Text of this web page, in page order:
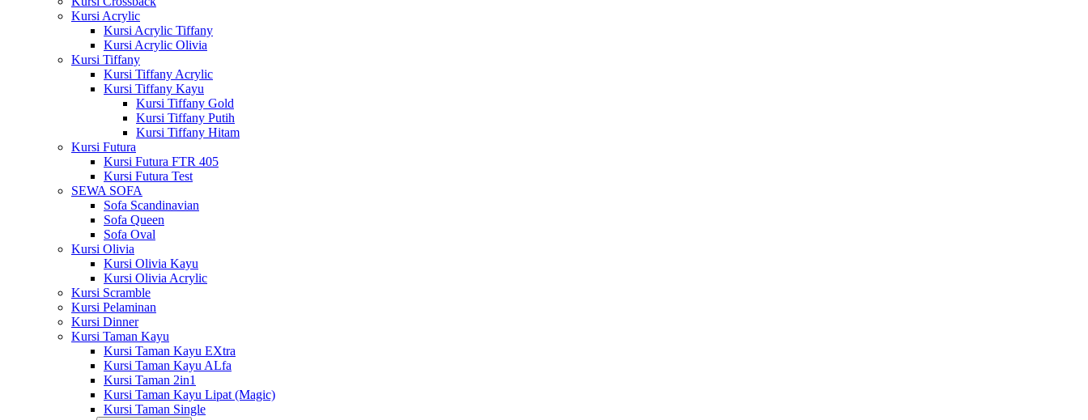
Kursi Acrylic
Kursi Acrylic Tiffany
Kursi Acrylic Olivia
Kursi Tiffany
Kursi Tiffany Acrylic
Kursi Tiffany Kayu
Kursi Tiffany Gold
Kursi Tiffany Putih
Kursi Tiffany Hitam
Kursi Futura
Kursi Futura FTR 405
Kursi Futura Test
SEWA SOFA
Sofa Scandinavian
Sofa Queen
Sofa Oval
Kursi Olivia
Kursi Olivia Kayu
Kursi Olivia Acrylic
Kursi Scramble
Kursi Pelaminan
Kursi Dinner
Kursi Taman Kayu
Kursi Taman Kayu EXtra
Kursi Taman Kayu ALfa
Kursi Taman 2in1
Kursi Taman Kayu Lipat (Magic)
Kursi Taman Single